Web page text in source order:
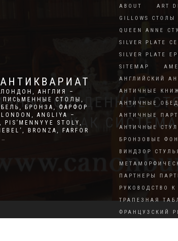
АНГЛИЯ –
СТОЛЫ,
БРОНЗА, ФАРФОР
ANGLIYA –
PIS’MENNYYE STOLY,
BRONZA, FARFOR
…
ABOUT ART
GILLOWS
QUEEN ANNE
SILVER PLATE
SILVER PLATE
SITEMAP
АНГЛИЙСКИЙ
АНТИЧНЫЕ
АНТИЧНЫЕ
АНТИЧНЫЕ
АНТИЧНЫЕ
БРОНЗОВЫЕ
ВИНДЗОР
ПАРТНЕРЫ
РУКОВОДСТВО К
ТРАПЕЗНАЯ
ФРАНЦУЗСКИЙ
ОБЕДЕННЫЕ
КАК